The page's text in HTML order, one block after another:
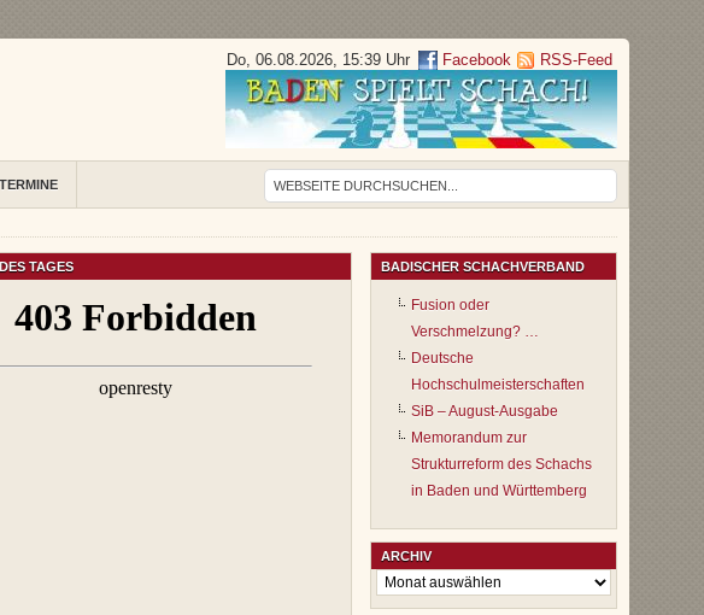
Do, 06.08.2026, 15:39 Uhr Facebook RSS-Feed
TERMINE
TAGES BADISCHER SCHACHVERBAND
Fusion oder
Verschmelzung? …
Deutsche
Hochschulmeisterschaften
SiB – August-Ausgabe
Memorandum zur
Strukturreform des Schachs
in Baden und Württemberg
ARCHIV
Archiv